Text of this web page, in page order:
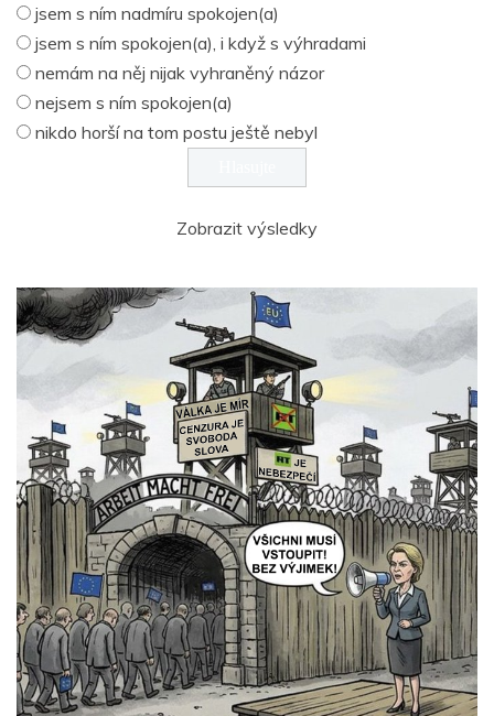
jsem s ním nadmíru spokojen(a)
jsem s ním spokojen(a), i když s výhradami
nemám na něj nijak vyhraněný názor
nejsem s ním spokojen(a)
nikdo horší na tom postu ještě nebyl
Zobrazit výsledky